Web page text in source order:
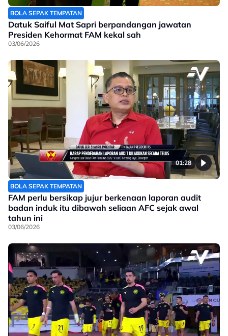
BOLA SEPAK TEMPATAN
Datuk Saiful Mat Sapri berpandangan jawatan
Presiden Kehormat FAM kekal sah
03/06/2026
01:28
BOLA SEPAK TEMPATAN
FAM perlu bersikap jujur berkenaan laporan audit
badan induk itu dibawah seliaan AFC sejak awal
tahun ini
03/06/2026